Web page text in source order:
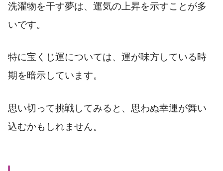
洗濯物を干す夢は、運気の上昇を示すことが多
いです。
特に宝くじ運については、運が味方している時
期を暗示しています。
思い切って挑戦してみると、思わぬ幸運が舞い
込むかもしれません。